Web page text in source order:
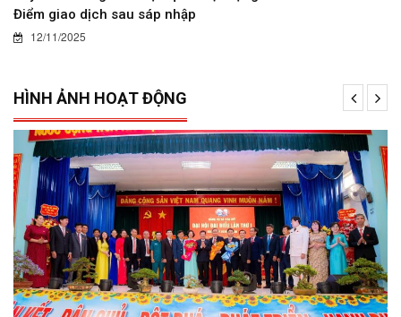
Điểm giao dịch sau sáp nhập
12/11/2025
HÌNH ẢNH HOẠT ĐỘNG